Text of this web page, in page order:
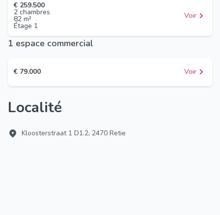
€ 259.500
2 chambres
82 m²
Étage 1
Voir
1 espace commercial
€ 79.000 Voir
Localité
Kloosterstraat 1 D1.2, 2470 Retie